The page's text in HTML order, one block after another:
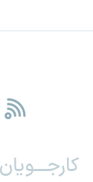
کارجـــویان